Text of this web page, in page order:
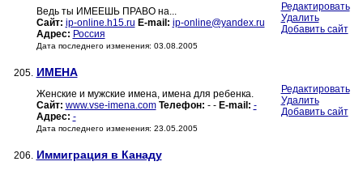
Ведь ты ИМЕЕШЬ ПРАВО на...
Сайт: ip-online.h15.ru E-mail: ip-online@yandex.ru
Адрес: Россия
Дата последнего изменения: 03.08.2005
Редактировать
Удалить
Добавить сайт
205. ИМЕНА
Женские и мужские имена, имена для ребенка.
Сайт: www.vse-imena.com Телефон: - - E-mail: -
Адрес: -
Дата последнего изменения: 23.05.2005
Редактировать
Удалить
Добавить сайт
206. Иммиграция в Канаду